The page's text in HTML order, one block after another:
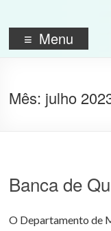
Menu
Mês: julho
Banca de
O Departamento de